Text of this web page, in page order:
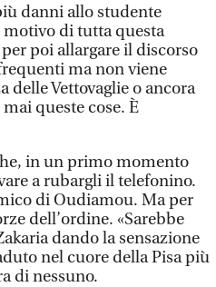
danni allo studente
motivo di tutta questa
poi allargare il discorso
ma non viene
delle Vettovaglie o ancora
queste cose. È
in un primo momento
a rubargli il telefonino.
di Oudiamou. Ma per
dell’ordine. «Sarebbe
dando la sensazione
nel cuore della Pisa più
di nessuno.